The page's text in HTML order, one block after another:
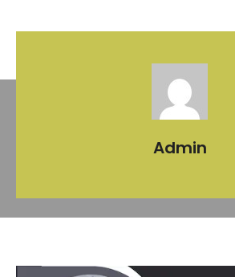
Admin